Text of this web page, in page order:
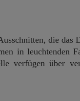
die das
in leuchtenden
verfügen über